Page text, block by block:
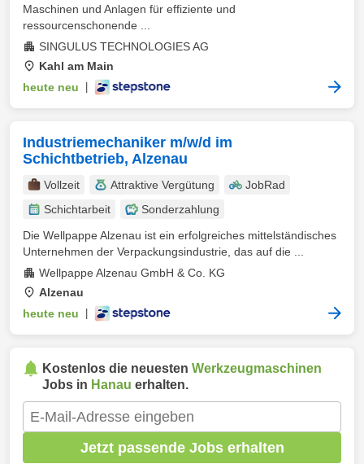
Maschinen und Anlagen für effiziente und
ressourcenschonende ...
SINGULUS TECHNOLOGIES AG
Kahl am Main
heute neu
Industriemechaniker m/w/d im
Schichtbetrieb, Alzenau
Vollzeit Attraktive Vergütung
JobRad
Schichtarbeit
Sonderzahlung
Die Wellpappe Alzenau ist ein erfolgreiches mittelständisches
Unternehmen der Verpackungsindustrie, das auf die ...
Wellpappe Alzenau GmbH & Co. KG
Alzenau
heute neu
Kostenlos die neuesten Werkzeugmaschinen
Jobs in Hanau erhalten.
Jetzt passende Jobs erhalten